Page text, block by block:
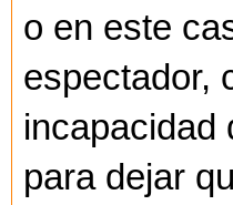
o en este
espectador,
incapacidad
para dejar